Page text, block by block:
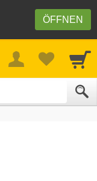
ÖFFNEN